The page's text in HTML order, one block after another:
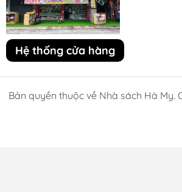
Hệ thống cửa hàng
Bản quyền thuộc về Nhà sách Hà My.